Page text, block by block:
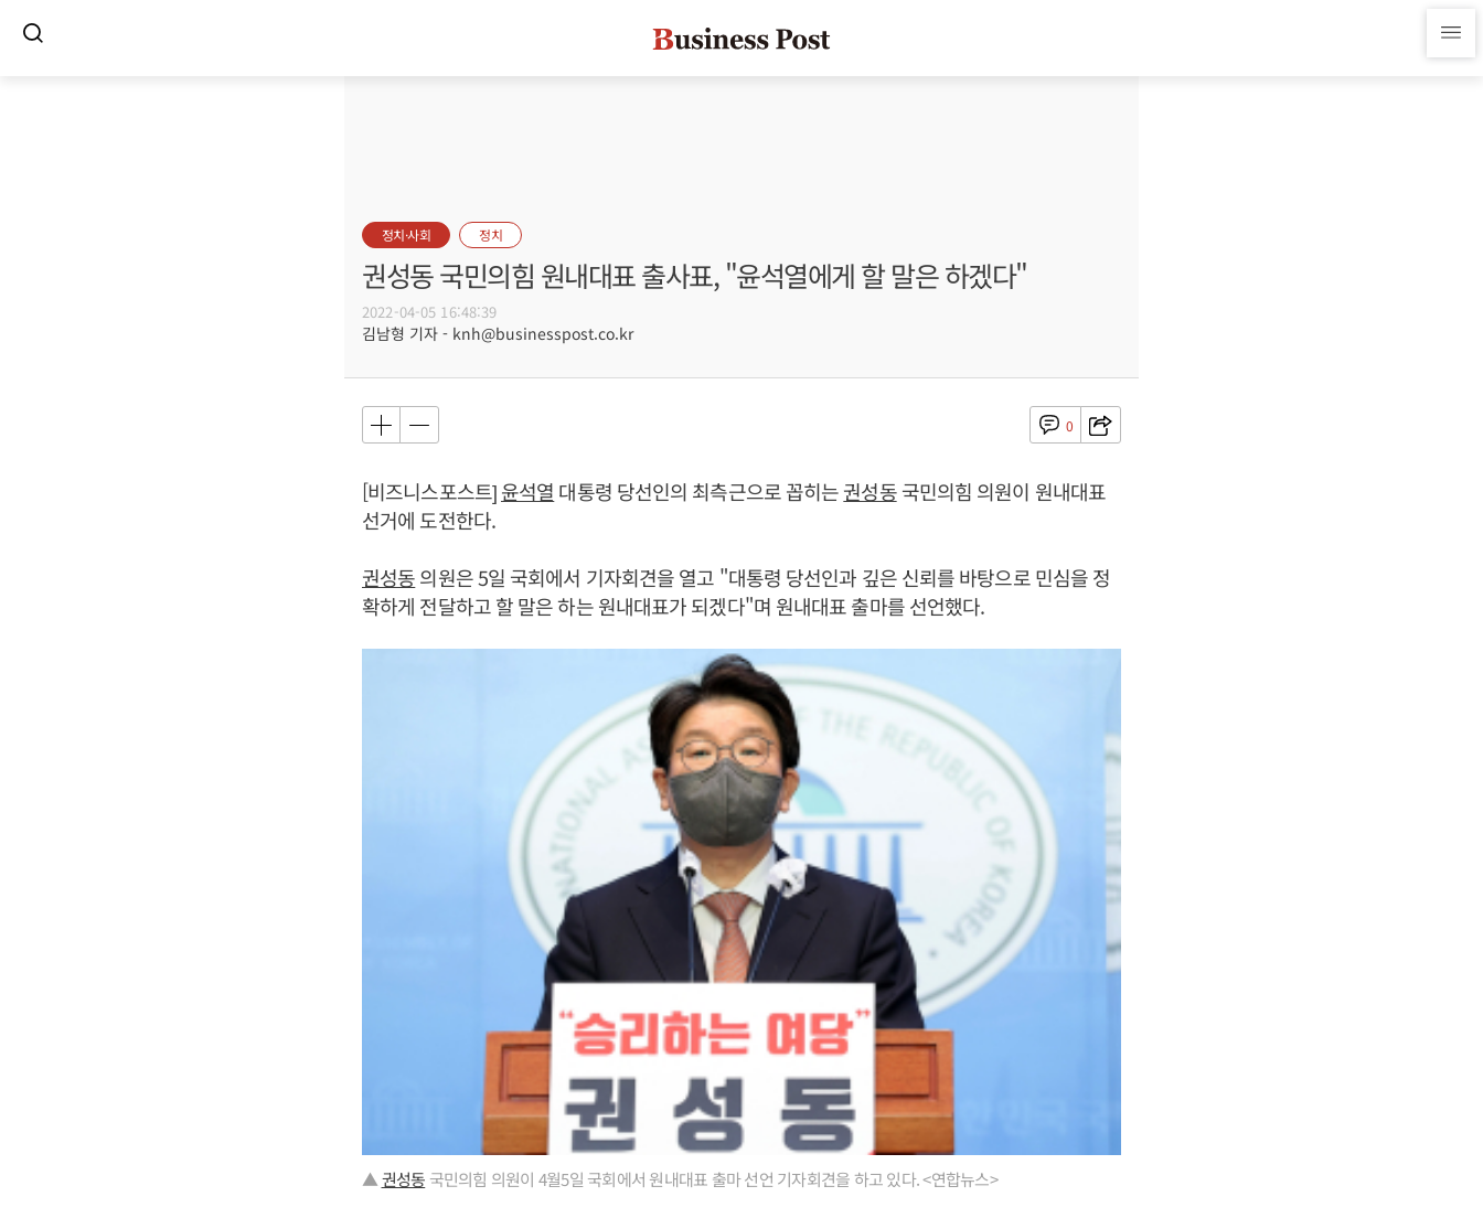
정치·사회 정치
권성동 국민의힘 원내대표 출사표, "윤석열에게 할 말은 하겠다"
2022-04-05 16:48:39
김남형 기자 - knh@businesspost.co.kr
0
[비즈니스포스트]윤석열 대통령 당선인의 최측근으로 꼽히는권성동국민의힘 의원이 원내대표
선거에 도전한다.
권성동의원은 5일 국회에서 기자회견을 열고 "대통령 당선인과 깊은 신뢰를 바탕으로 민심을 정
확하게 전달하고 할 말은 하는 원내대표가 되겠다"며 원내대표 출마를 선언했다.
▲권성동 국민의힘 의원이 4월5일 국회에서 원내대표 출마 선언 기자회견을 하고 있다. <연합뉴스>